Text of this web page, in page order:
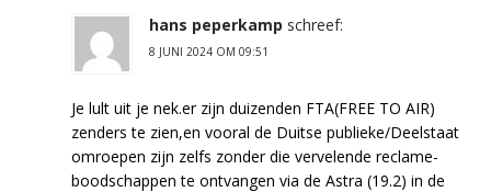
hans peperkamp schreef:
8 JUNI 2024 OM 09:51
Je lult uit je nek.er zijn duizenden FTA(FREE TO AIR)
zenders te zien,en vooral de Duitse publieke/Deelstaat
omroepen zijn zelfs zonder die vervelende reclame-
boodschappen te ontvangen via de Astra (19.2) in de